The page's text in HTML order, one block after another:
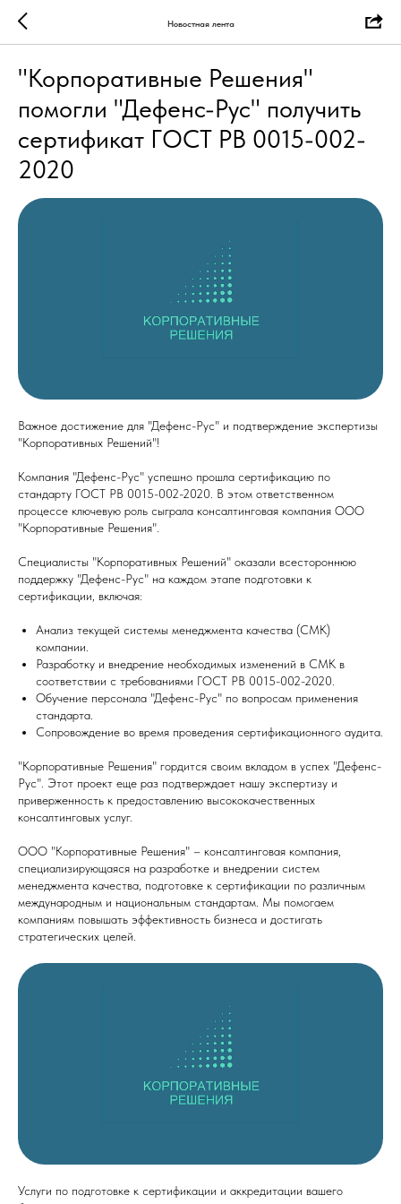
Новостная лента
"Корпоративные Решения"
помогли "Дефенс-Рус" получить
сертификат ГОСТ РВ 0015-002-
2020
Важное достижение для "Дефенс-Рус" и подтверждение экспертизы
"Корпоративных Решений"!
Компания "Дефенс-Рус" успешно прошла сертификацию по
стандарту ГОСТ РВ 0015-002-2020. В этом ответственном
процессе ключевую роль сыграла консалтинговая компания ООО
"Корпоративные Решения".
Специалисты "Корпоративных Решений" оказали всестороннюю
поддержку "Дефенс-Рус" на каждом этапе подготовки к
сертификации, включая:
Анализ текущей системы менеджмента качества (СМК)
компании.
Разработку и внедрение необходимых изменений в СМК в
соответствии с требованиями ГОСТ РВ 0015-002-2020.
Обучение персонала "Дефенс-Рус" по вопросам применения
стандарта.
Сопровождение во время проведения сертификационного аудита.
"Корпоративные Решения" гордится своим вкладом в успех "Дефенс-
Рус". Этот проект еще раз подтверждает нашу экспертизу и
приверженность к предоставлению высококачественных
консалтинговых услуг.
ООО "Корпоративные Решения" – консалтинговая компания,
специализирующаяся на разработке и внедрении систем
менеджмента качества, подготовке к сертификации по различным
международным и национальным стандартам. Мы помогаем
компаниям повышать эффективность бизнеса и достигать
стратегических целей.
Услуги по подготовке к сертификации и аккредитации вашего